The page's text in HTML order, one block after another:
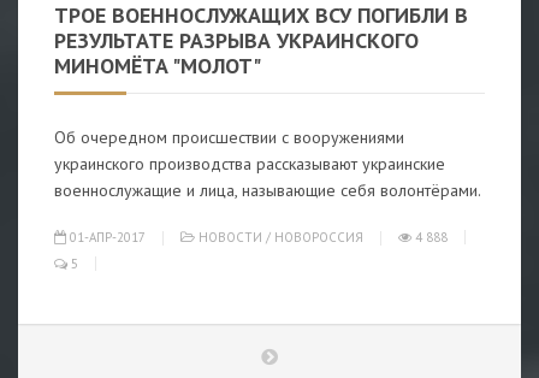
ТРОЕ ВОЕННОСЛУЖАЩИХ ВСУ ПОГИБЛИ В
РЕЗУЛЬТАТЕ РАЗРЫВА УКРАИНСКОГО
МИНОМЁТА "МОЛОТ"
Об очередном происшествии с вооружениями
украинского производства рассказывают украинские
военнослужащие и лица, называющие себя волонтёрами.
01-АПР-2017 НОВОСТИ / НОВОРОССИЯ
4 888
5